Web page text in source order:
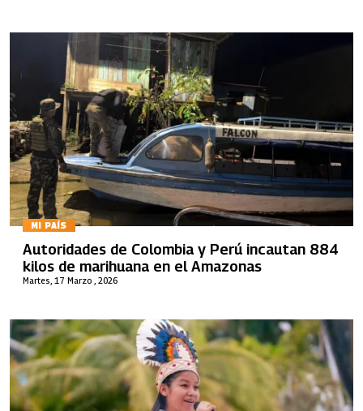
MI PAÍS
Martes, 17 Marzo , 2026
Autoridades de Colombia y Perú incautan 884
kilos de marihuana en el Amazonas